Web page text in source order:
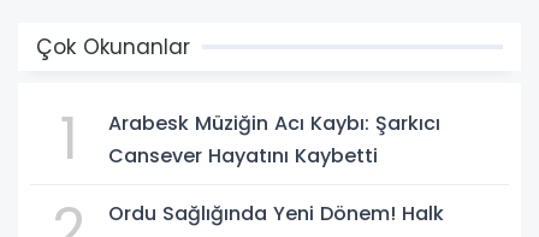
Çok Okunanlar
1
Arabesk Müziğin Acı Kaybı: Şarkıcı
Cansever Hayatını Kaybetti
Ordu Sağlığında Yeni Dönem! Halk